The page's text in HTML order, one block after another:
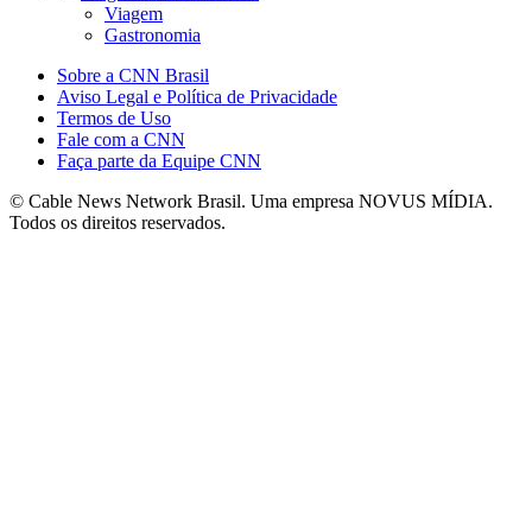
Viagem
Gastronomia
Sobre a CNN Brasil
Aviso Legal e Política de Privacidade
Termos de Uso
Fale com a CNN
Faça parte da Equipe CNN
© Cable News Network Brasil. Uma empresa NOVUS MÍDIA.
Todos os direitos reservados.